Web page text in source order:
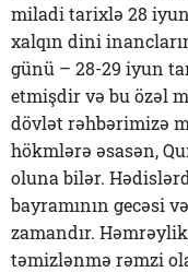
miladi tarixlə 28
xalqın dini
günü – 28-29 iyun
etmişdir və bu özəl
dövlət rəhbərimizə
hökmlərə əsasən,
oluna bilər.
bayramının gecəsi
zamandır.
təmizlənmə rəmzi